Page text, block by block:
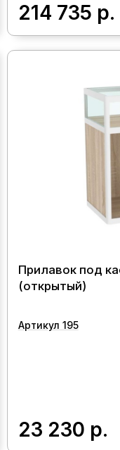
214 735 р.
Прилавок под
(открытый)
Артикул 195
23 230 р.